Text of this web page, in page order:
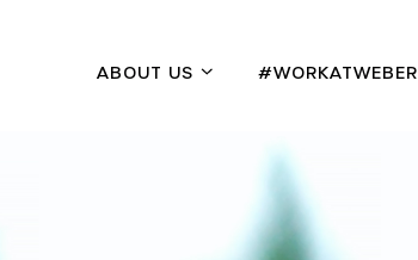
ABOUT US #WORKATWEBER